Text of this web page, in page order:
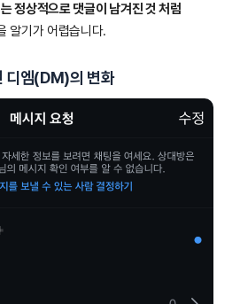
정상적으로 댓글이 남겨진 것 처럼
알기가 어렵습니다.
디엠(DM)의 변화